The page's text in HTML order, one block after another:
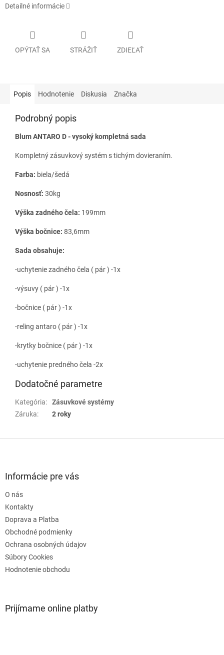
Detailné informácie
OPÝTAŤ SA STRÁŽIŤ ZDIEĽAŤ
Popis Hodnotenie Diskusia Značka
Podrobný popis
Blum ANTARO D - vysoký kompletná sada
Kompletný zásuvkový systém s tichým dovieraním.
Farba: biela/šedá
Nosnosť: 30kg
Výška zadného čela: 199mm
Výška bočnice: 83,6mm
Sada obsahuje:
-uchytenie zadného čela ( pár ) -1x
-výsuvy ( pár ) -1x
-bočnice ( pár ) -1x
-reling antaro ( pár ) -1x
-krytky bočnice ( pár ) -1x
-uchytenie predného čela -2x
Dodatočné parametre
Kategória:
Zásuvkové systémy
Záruka: 2 roky
Informácie pre vás
O nás
Kontakty
Doprava a Platba
Obchodné podmienky
Ochrana osobných údajov
Súbory Cookies
Hodnotenie obchodu
Prijímame online platby